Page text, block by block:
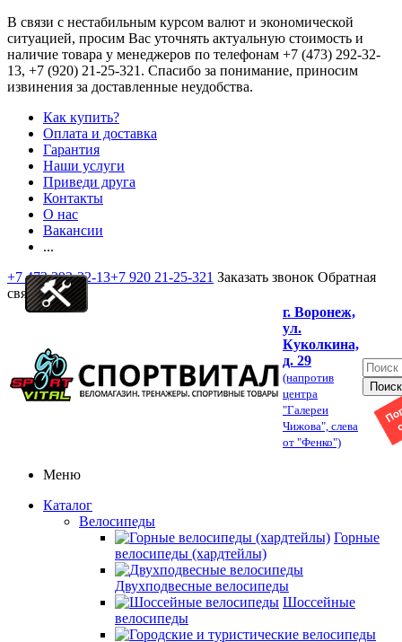
В связи с нестабильным курсом валют и экономической
ситуацией, просим Вас уточнять актуальную стоимость и
наличие товара у менеджеров по телефонам +7 (473) 292-32-
13, +7 (920) 21-25-321 . Спасибо за понимание, приносим
извинения за доставленные неудобства.
Как купить?
Оплата и доставка
Гарантия
Наши услуги
Приведи друга
Контакты
О нас
Вакансии
...
+7 473 292-32-13+7 920 21-25-321 Заказать звонок Обратная
связь
г. Воронеж,
ул.
Куколкина,
д. 29
(напротив
центра
"Галереи
Чижова", слева
от "Фенко")
Меню
Каталог
Велосипеды
Горные
велосипеды (хардтейлы)
Двухподвесные велосипеды
Шоссейные
велосипеды